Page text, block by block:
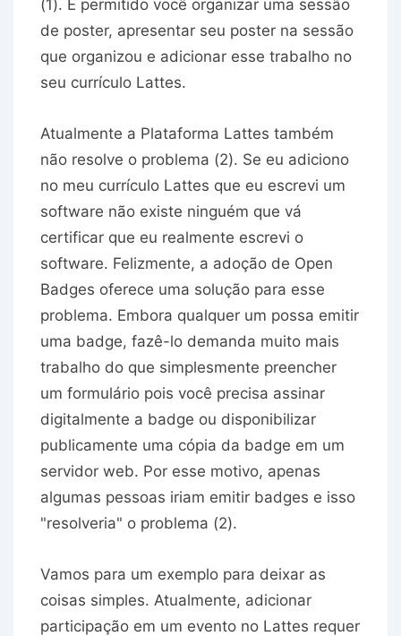
(1). É permitido você organizar uma sessão
de poster, apresentar seu poster na sessão
que organizou e adicionar esse trabalho no
seu currículo Lattes.
Atualmente a Plataforma Lattes também
não resolve o problema (2). Se eu adiciono
no meu currículo Lattes que eu escrevi um
software não existe ninguém que vá
certificar que eu realmente escrevi o
software. Felizmente, a adoção de Open
Badges oferece uma solução para esse
problema. Embora qualquer um possa emitir
uma badge, fazê-lo demanda muito mais
trabalho do que simplesmente preencher
um formulário pois você precisa assinar
digitalmente a badge ou disponibilizar
publicamente uma cópia da badge em um
servidor web. Por esse motivo, apenas
algumas pessoas iriam emitir badges e isso
"resolveria" o problema (2).
Vamos para um exemplo para deixar as
coisas simples. Atualmente, adicionar
participação em um evento no Lattes requer